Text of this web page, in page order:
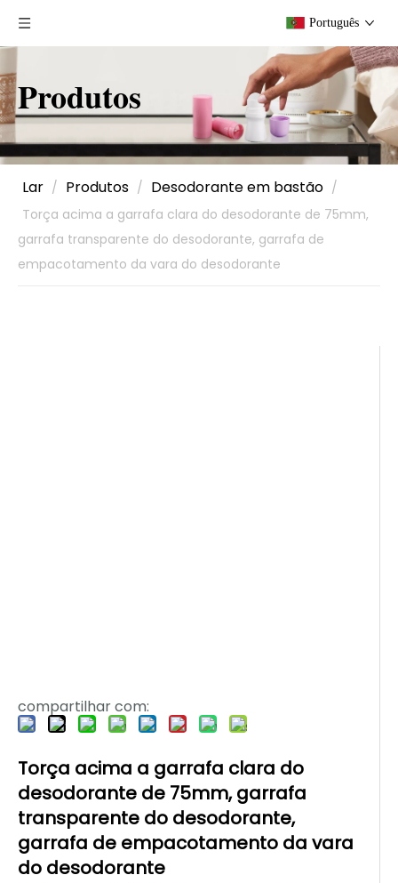
Português
Produtos
Lar / Produtos / Desodorante em bastão /
Torça acima a garrafa clara do desodorante de 75mm,
garrafa transparente do desodorante, garrafa de
empacotamento da vara do desodorante
compartilhar com:
Torça acima a garrafa clara do
desodorante de 75mm, garrafa
transparente do desodorante,
garrafa de empacotamento da vara
do desodorante